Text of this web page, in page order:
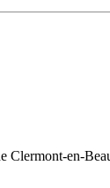
Clermont-en-